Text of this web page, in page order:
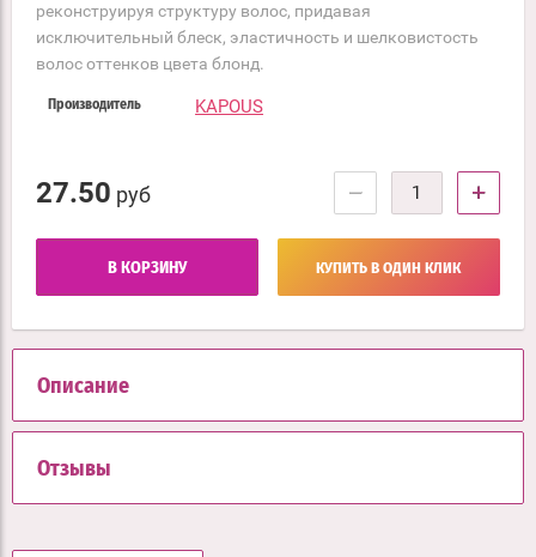
реконструируя структуру волос, придавая
исключительный блеск, эластичность и шелковистость
волос оттенков цвета блонд.
Производитель KAPOUS
27.50 руб − +
В КОРЗИНУ КУПИТЬ В ОДИН КЛИК
Описание
Отзывы